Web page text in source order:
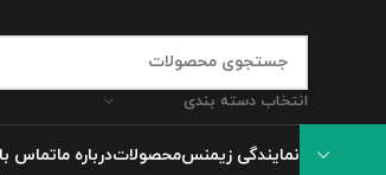
انتخاب دسته بندی
نمایندگی زیمنسمحصولاتدرباره ماتماس